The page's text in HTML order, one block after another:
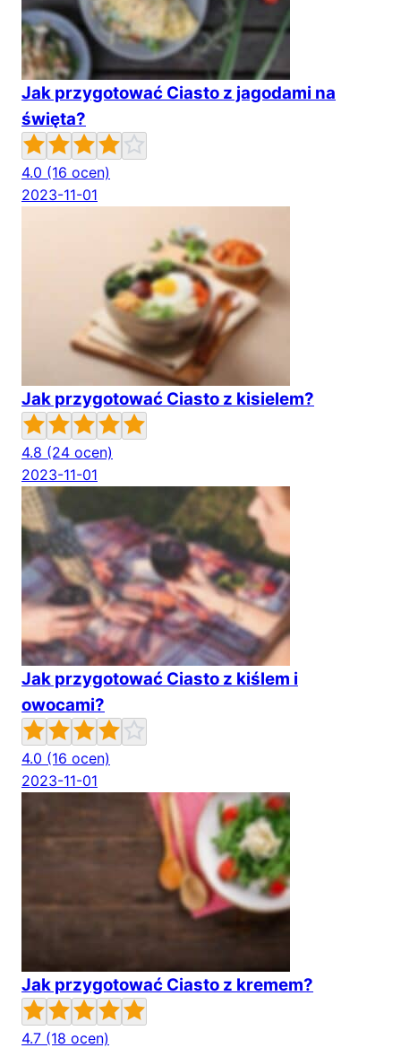
Jak przygotować Ciasto z jagodami na
święta?
4.0 (16 ocen)
2023-11-01
Jak przygotować Ciasto z kisielem?
4.8 (24 ocen)
2023-11-01
Jak przygotować Ciasto z kiślem i
owocami?
4.0 (16 ocen)
2023-11-01
Jak przygotować Ciasto z kremem?
4.7 (18 ocen)